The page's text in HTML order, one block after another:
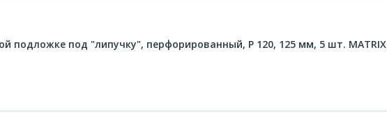
подложке под "липучку", перфорированный, P 120, 125 мм, 5 шт. MATRIX